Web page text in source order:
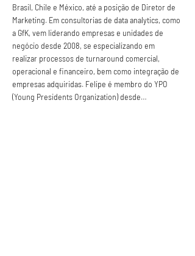
Brasil, Chile e México, até a posição de Diretor de
Marketing. Em consultorias de data analytics, como
a GfK, vem liderando empresas e unidades de
negócio desde 2008, se especializando em
realizar processos de turnaround comercial,
operacional e financeiro, bem como integração de
empresas adquiridas. Felipe é membro do YPO
(Young Presidents Organization) desde…